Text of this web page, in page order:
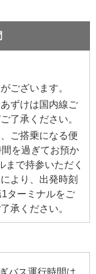
ございます。
ずけは国内線ご
了承ください。
ご搭乗になる便
を過ぎてお預か
まで持参いただく
より、出発時刻
ターミナルをご
承ください。